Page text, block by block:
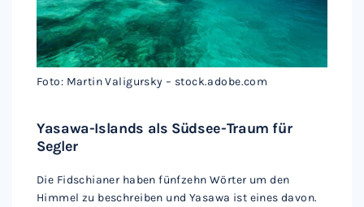
Foto: Martin Valigursky – stock.adobe.com
Yasawa-Islands als Südsee-Traum für
Segler
Die Fidschianer haben fünfzehn Wörter um den
Himmel zu beschreiben und Yasawa ist eines davon.